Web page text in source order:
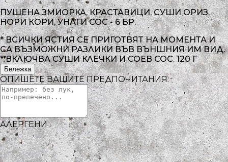
ПУШЕНА ЗМИОРКА, КРАСТАВИЦИ, СУШИ ОРИЗ,
НОРИ КОРИ, УНАГИ СОС - 6 БР.
* ВСИЧКИ ЯСТИЯ СЕ ПРИГОТВЯТ НА МОМЕНТА И
СА ВЪЗМОЖНИ РАЗЛИКИ ВЪВ ВЪНШНИЯ ИМ ВИД.
* ВКЛЮЧВА СУШИ КЛЕЧКИ И СОЕВ СОС. 120 Г
Бележка
ОПИШЕТЕ ВАШИТЕ ПРЕДПОЧИТАНИЯ:
АЛЕРГЕНИ